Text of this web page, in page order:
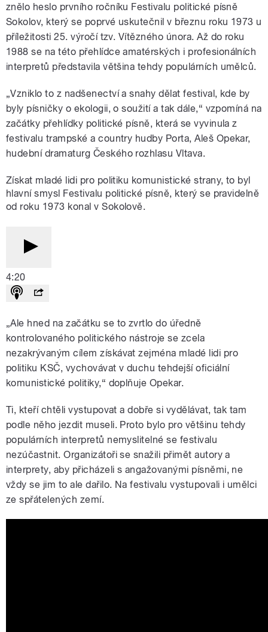
znělo heslo prvního ročníku Festivalu politické písně
Sokolov, který se poprvé uskutečnil v březnu roku 1973 u
příležitosti 25. výročí tzv. Vítězného února. Až do roku
1988 se na této přehlídce amatérských i profesionálních
interpretů představila většina tehdy populárních umělců.
„Vzniklo to z nadšenectví a snahy dělat festival, kde by
byly písničky o ekologii, o soužití a tak dále,“ vzpomíná na
začátky přehlídky politické písně, která se vyvinula z
festivalu trampské a country hudby Porta, Aleš Opekar,
hudební dramaturg Českého rozhlasu Vltava.
Získat mladé lidi pro politiku komunistické strany, to byl
hlavní smysl Festivalu politické písně, který se pravidelně
od roku 1973 konal v Sokolově.
4:20
„Ale hned na začátku se to zvrtlo do úředně
kontrolovaného politického nástroje se zcela
nezakrývaným cílem získávat zejména mladé lidi pro
politiku KSČ, vychovávat v duchu tehdejší oficiální
komunistické politiky,“ doplňuje Opekar.
Ti, kteří chtěli vystupovat a dobře si vydělávat, tak tam
podle něho jezdit museli. Proto bylo pro většinu tehdy
populárních interpretů nemyslitelné se festivalu
nezúčastnit. Organizátoři se snažili přimět autory a
interprety, aby přicházeli s angažovanými písněmi, ne
vždy se jim to ale dařilo. Na festivalu vystupovali i umělci
ze spřátelených zemí.